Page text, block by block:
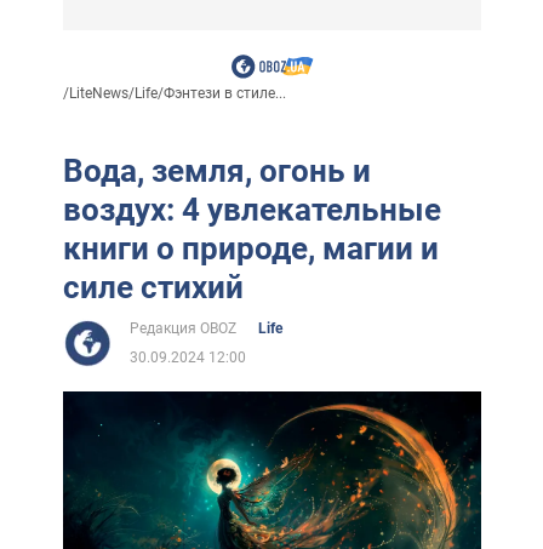
/LiteNews/Life/Фэнтези в стиле...
Вода, земля, огонь и
воздух: 4 увлекательные
книги о природе, магии и
силе стихий
Редакция OBOZ
Life
30.09.2024 12:00